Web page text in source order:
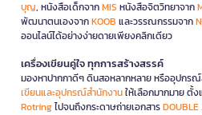
บุญ, หนังสือเด็กจากMIS หนังสือจิตวิทยาจาก
พัฒนาตนเองจากKOOB และวรรณกรรมจาก
ออนไลน์ได้อย่างง่ายดายเพียงคลิกเดียว
เครื่องเขียนคู่ใจ ทุกการสร้างสรรค์
มองหาปากกาดีๆ ดินสอหลากหลาย หรืออุปกร
เขียนและอุปกรณ์สำนักงานให้เลือกมากมาย ตั้
Rotringไปจนถึงกระดาษถ่ายเอกสารDOUBLE